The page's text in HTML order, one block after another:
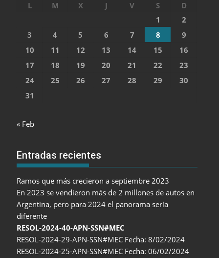
L M X J V S
D
1
2
3
4 5 6 7 8
9
10
11 12 13 14 15
16
17
18 19 20 21 22
23
24
25 26 27 28 29
30
31
« Feb
Entradas recientes
Ramos que más crecieron a septiembre 2023
En 2023 se vendieron más de 2 millones de autos en
Argentina, pero para 2024 el panorama sería
diferente
RESOL-2024-40-APN-SSN#MEC
RESOL-2024-29-APN-SSN#MEC Fecha: 8/02/2024
RESOL-2024-25-APN-SSN#MEC Fecha: 06/02/2024